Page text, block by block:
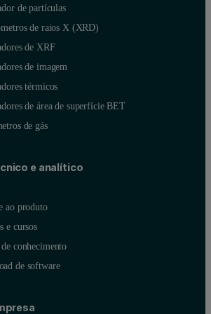
de partículas
de raios X (XRD)
de XRF
de imagem
térmicos
de área de superfície BET
de gás
e analítico
ao produto
e cursos
conhecimento
de software